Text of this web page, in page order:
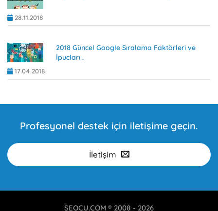
28.11.2018
17.04.2018
2018 Güncel Google Sıralama Faktörleri ve
İpucları .
Profesyonel destek için iletişime geçin.
İletişim
SEOCU.COM ® 2008 - 2026